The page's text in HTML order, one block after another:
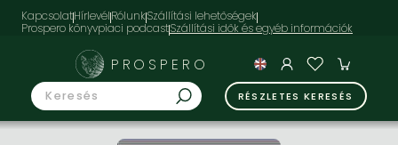
KapcsolatHírlevélRólunkSzállítási lehetőségek
Prospero könyvpiaci podcast
PROSPERO
RÉSZLETES KERESÉS